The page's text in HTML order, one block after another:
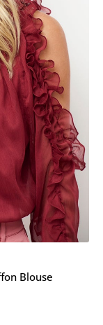
Blouse